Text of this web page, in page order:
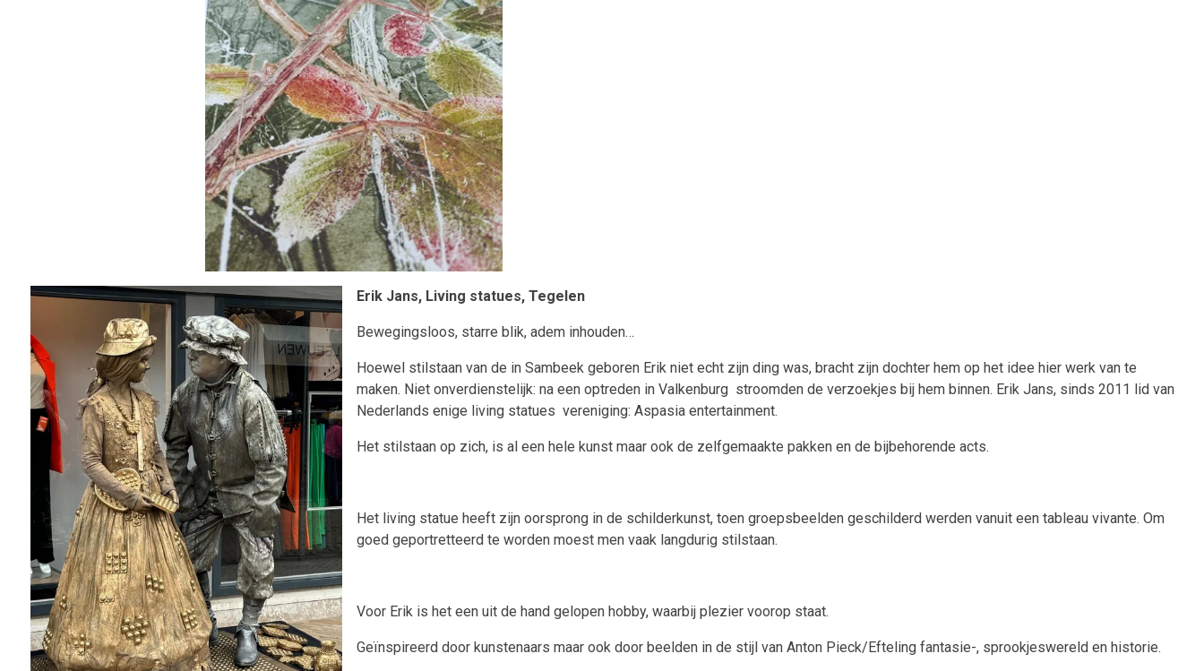
Erik Jans, Living statues, Tegelen
Bewegingsloos, starre blik, adem inhouden…
Hoewel stilstaan van de in Sambeek geboren Erik niet echt zijn ding was, bracht zijn dochter hem op het idee hier werk van te
maken. Niet onverdienstelijk: na een optreden in Valkenburg stroomden de verzoekjes bij hem binnen. Erik Jans, sinds 2011 lid van
Nederlands enige living statues vereniging: Aspasia entertainment.
Het stilstaan op zich, is al een hele kunst maar ook de zelfgemaakte pakken en de bijbehorende acts.
Het living statue heeft zijn oorsprong in de schilderkunst, toen groepsbeelden geschilderd werden vanuit een tableau vivante. Om
goed geportretteerd te worden moest men vaak langdurig stilstaan.
Voor Erik is het een uit de hand gelopen hobby, waarbij plezier voorop staat.
Geïnspireerd door kunstenaars maar ook door beelden in de stijl van Anton Pieck/Efteling fantasie-, sprookjeswereld en historie.